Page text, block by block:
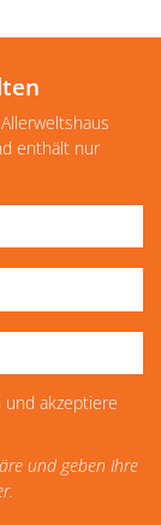
enthält nur
akzeptiere
und geben Ihre